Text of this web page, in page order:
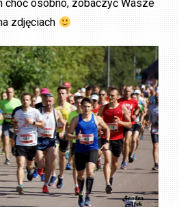
choć osobno, zobaczyć Wasze
zdjęciach